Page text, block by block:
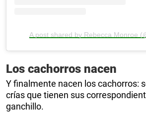
A post shared by Rebecca Monroe
Los cachorros nacen
Y finalmente nacen los cachorros:
crías que tienen sus
ganchillo.